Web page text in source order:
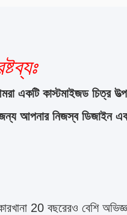
একটি কাস্টমাইজড চিত্র
আপনার নিজস্ব ডিজাইন
20 বছরেরও বেশি